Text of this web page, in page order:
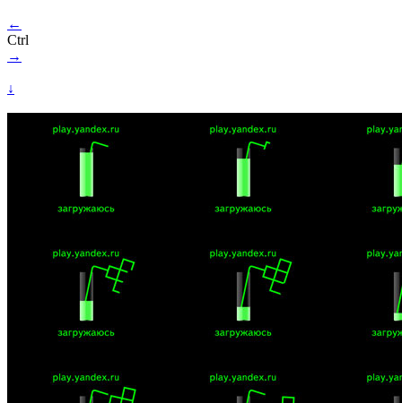
←
Ctrl
→
↓